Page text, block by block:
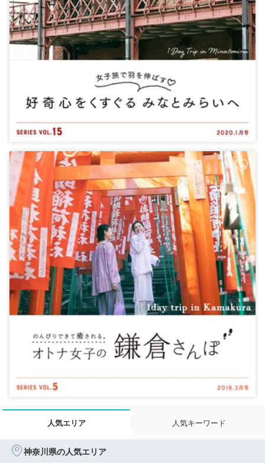
人気エリア 人気キーワード
神奈川県の人気エリア